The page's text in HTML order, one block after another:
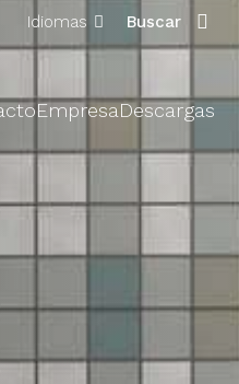
Idiomas Buscar
EmpresaDescargas